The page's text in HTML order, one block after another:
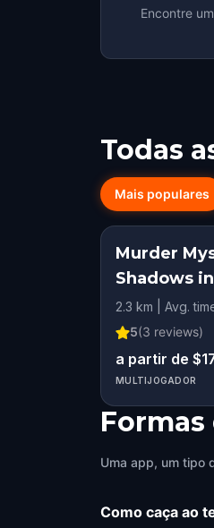
Encontre
Todas
Mais populares
Murder
Shadows
2.3 km | Avg.
5(3 reviews)
a partir de
MULTIJOGADOR
Uma app, um tipo
Como caça ao